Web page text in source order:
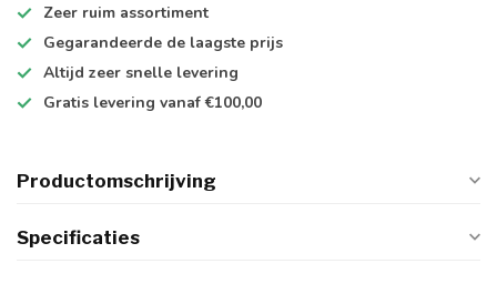
Zeer ruim assortiment
Gegarandeerde de laagste prijs
Altijd zeer snelle levering
Gratis levering vanaf €100,00
Productomschrijving
Specificaties